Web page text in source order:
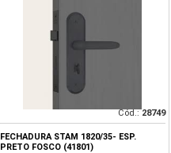
Cód.:28749
FECHADURA STAM 1820/35- ESP.
PRETO FOSCO (41801)